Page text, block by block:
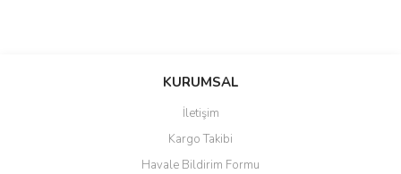
KURUMSAL
İletişim
Kargo Takibi
Havale Bildirim Formu